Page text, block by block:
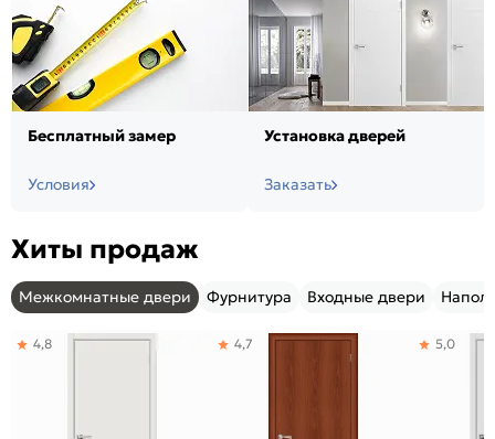
Бесплатный замер
Условия
Установка дверей
Заказать
Хиты продаж
Межкомнатные двери Фурнитура Входные двери
4,8 4,7 5,0